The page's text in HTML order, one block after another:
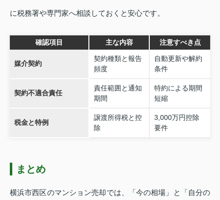
に税務署や専門家へ相談しておくと安心です。
確認項目 主な内容 注意すべき点
媒介契約
契約種類と報告
頻度
自動更新や解約
条件
契約不適合責任
責任範囲と通知
期間
特約による期間
短縮
税金と特例
譲渡所得税と控
除
3,000万円控除
要件
まとめ
横浜市西区のマンション売却では、「今の相場」と「自分の